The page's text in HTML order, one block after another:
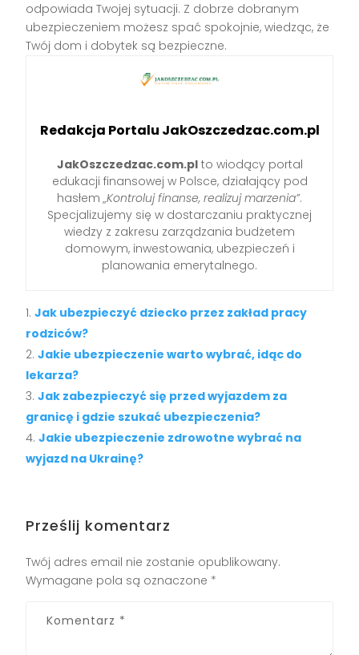
odpowiada Twojej sytuacji. Z dobrze dobranym
ubezpieczeniem możesz spać spokojnie, wiedząc, że
Twój dom i dobytek są bezpieczne.
Redakcja Portalu JakOszczedzac.com.pl
JakOszczedzac.com.plto wiodący portal
edukacji finansowej w Polsce, działający pod
hasłem „Kontroluj finanse, realizuj marzenia”.
Specjalizujemy się w dostarczaniu praktycznej
wiedzy z zakresu zarządzania budżetem
domowym, inwestowania, ubezpieczeń i
planowania emerytalnego.
Jak ubezpieczyć dziecko przez zakład pracy
rodziców?
Jakie ubezpieczenie warto wybrać, idąc do
lekarza?
Jak zabezpieczyć się przed wyjazdem za
granicę i gdzie szukać ubezpieczenia?
Jakie ubezpieczenie zdrowotne wybrać na
wyjazd na Ukrainę?
Prześlij komentarz
Twój adres email nie zostanie opublikowany.
Wymagane pola są oznaczone *